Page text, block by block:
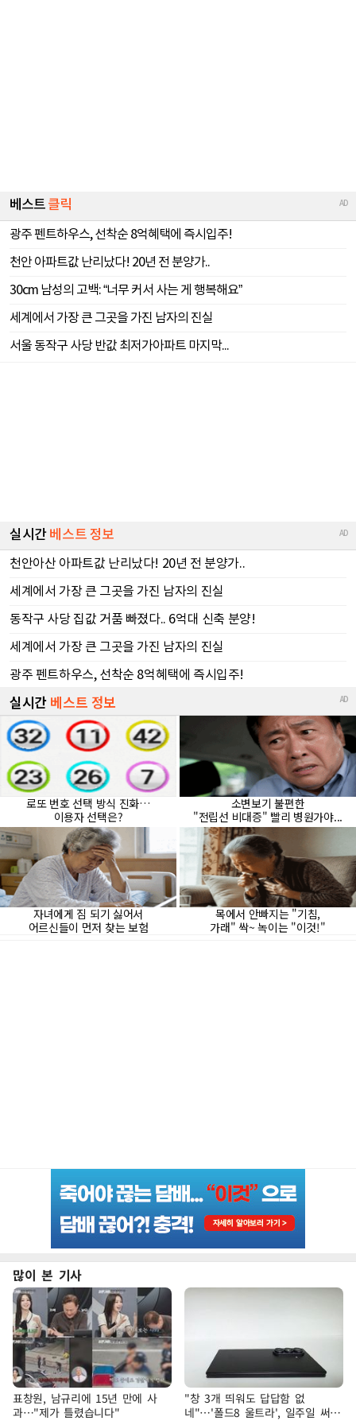
많이 본 기사
표창원, 남규리에 15년 만에 사
과…"제가 틀렸습니다"
"창 3개 띄워도 답답함 없
네"…'폴드8 울트라', 일주일 써보